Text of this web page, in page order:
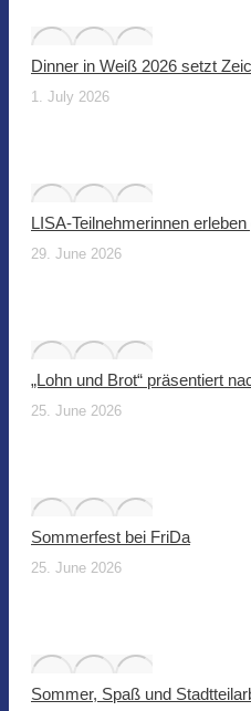
Dinner in Weiß 2026 setzt
1. July 2026
LISA-Teilnehmerinnen
29. June 2026
„Lohn und Brot“ präsentiert
25. June 2026
Sommerfest bei FriDa
25. June 2026
Sommer, Spaß und